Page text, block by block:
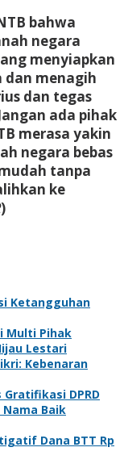
bahwa
negara
menyiapkan
dan menagih
dan tegas
ada pihak
merasa yakin
negara bebas
tanpa
ke
)
Ketangguhan
Multi Pihak
Lestari
Kebenaran
DPRD
Nama Baik
Dana BTT Rp